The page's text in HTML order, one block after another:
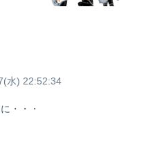
水) 22:52:34
・・・